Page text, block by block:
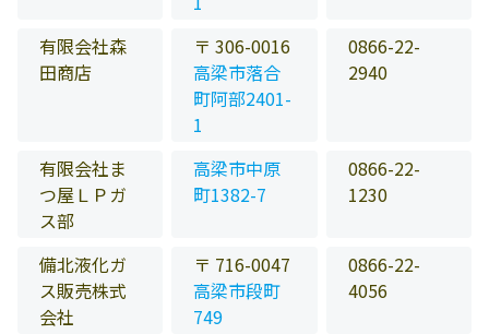
有限会社森
田商店
〒 306-0016
高梁市落合
町阿部2401-
1
0866-22-
2940
有限会社ま
つ屋ＬＰガ
ス部
高梁市中原
町1382-7
0866-22-
1230
備北液化ガ
ス販売株式
会社
〒 716-0047
高梁市段町
749
0866-22-
4056